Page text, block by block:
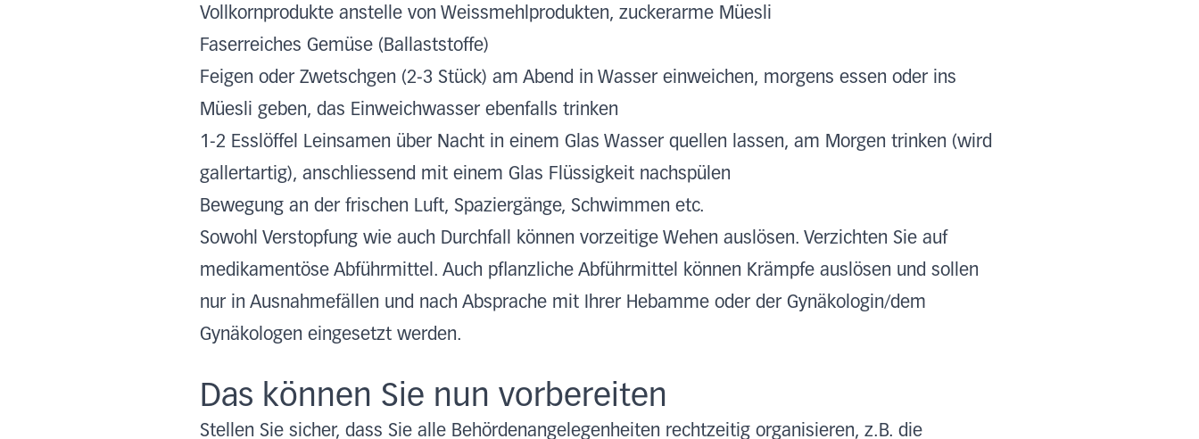
Vollkornprodukte anstelle von Weissmehlprodukten, zuckerarme Müesli
Faserreiches Gemüse (Ballaststoffe)
Feigen oder Zwetschgen (2-3 Stück) am Abend in Wasser einweichen, morgens essen oder ins
Müesli geben, das Einweichwasser ebenfalls trinken
1-2 Esslöffel Leinsamen über Nacht in einem Glas Wasser quellen lassen, am Morgen trinken (wird
gallertartig), anschliessend mit einem Glas Flüssigkeit nachspülen
Bewegung an der frischen Luft, Spaziergänge, Schwimmen etc.
Sowohl Verstopfung wie auch Durchfall können vorzeitige Wehen auslösen. Verzichten Sie auf
medikamentöse Abführmittel. Auch pflanzliche Abführmittel können Krämpfe auslösen und sollen
nur in Ausnahmefällen und nach Absprache mit Ihrer Hebamme oder der Gynäkologin/dem
Gynäkologen eingesetzt werden.
Das können Sie nun vorbereiten
Stellen Sie sicher, dass Sie alle Behördenangelegenheiten rechtzeitig organisieren, z.B. die